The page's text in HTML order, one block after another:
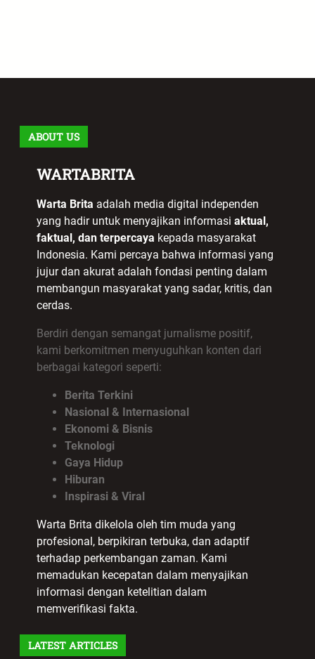
ABOUT US
WARTABRITA
Warta Brita adalah media digital independen
yang hadir untuk menyajikan informasi aktual,
faktual, dan terpercaya kepada masyarakat
Indonesia. Kami percaya bahwa informasi yang
jujur dan akurat adalah fondasi penting dalam
membangun masyarakat yang sadar, kritis, dan
cerdas.
Berdiri dengan semangat jurnalisme positif,
kami berkomitmen menyuguhkan konten dari
berbagai kategori seperti:
Berita Terkini
Nasional & Internasional
Ekonomi & Bisnis
Teknologi
Gaya Hidup
Hiburan
Inspirasi & Viral
Warta Brita dikelola oleh tim muda yang
profesional, berpikiran terbuka, dan adaptif
terhadap perkembangan zaman. Kami
memadukan kecepatan dalam menyajikan
informasi dengan ketelitian dalam
memverifikasi fakta.
LATEST ARTICLES